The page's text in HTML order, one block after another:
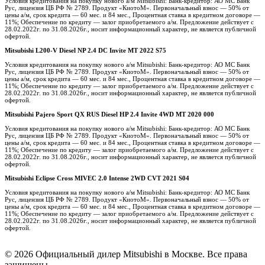
Рус, лицензия ЦБ РФ № 2789. Продукт «КиотоМ». Первоначальный взнос — 50% от
цены а/м, срок кредита — 60 мес. и 84 мес., Процентная ставка в кредитном договоре —
11%; Обеспечение по кредиту — залог приобретаемого а/м. Предложение действует с
28.02.2022г. по 31.08.2026г., носит информационный характер, не является публичной
офертой.
Mitsubishi L200-V Diesel NP 2.4 DC Invite MT 2022 S75
Условия кредитования на покупку нового а/м Mitsubishi: Банк-кредитор: АО МС Банк
Рус, лицензия ЦБ РФ № 2789. Продукт «КиотоМ». Первоначальный взнос — 50% от
цены а/м, срок кредита — 60 мес. и 84 мес., Процентная ставка в кредитном договоре —
11%; Обеспечение по кредиту — залог приобретаемого а/м. Предложение действует с
28.02.2022г. по 31.08.2026г., носит информационный характер, не является публичной
офертой.
Mitsubishi Pajero Sport QX RUS Diesel HP 2.4 Invite 4WD MT 2020 000
Условия кредитования на покупку нового а/м Mitsubishi: Банк-кредитор: АО МС Банк
Рус, лицензия ЦБ РФ № 2789. Продукт «КиотоМ». Первоначальный взнос — 50% от
цены а/м, срок кредита — 60 мес. и 84 мес., Процентная ставка в кредитном договоре —
11%; Обеспечение по кредиту — залог приобретаемого а/м. Предложение действует с
28.02.2022г. по 31.08.2026г., носит информационный характер, не является публичной
офертой.
Mitsubishi Eclipse Cross MIVEC 2.0 Intense 2WD CVT 2021 S04
Условия кредитования на покупку нового а/м Mitsubishi: Банк-кредитор: АО МС Банк
Рус, лицензия ЦБ РФ № 2789. Продукт «КиотоМ». Первоначальный взнос — 50% от
цены а/м, срок кредита — 60 мес. и 84 мес., Процентная ставка в кредитном договоре —
11%; Обеспечение по кредиту — залог приобретаемого а/м. Предложение действует с
28.02.2022г. по 31.08.2026г., носит информационный характер, не является публичной
офертой.
© 2026 Официальный дилер Mitsubishi в Москве. Все права